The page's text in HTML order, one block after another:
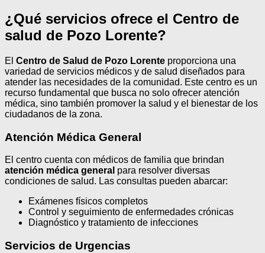
¿Qué servicios ofrece el Centro de
salud de Pozo Lorente?
El Centro de Salud de Pozo Lorente proporciona una
variedad de servicios médicos y de salud diseñados para
atender las necesidades de la comunidad. Este centro es un
recurso fundamental que busca no solo ofrecer atención
médica, sino también promover la salud y el bienestar de los
ciudadanos de la zona.
Atención Médica General
El centro cuenta con médicos de familia que brindan
atención médica general para resolver diversas
condiciones de salud. Las consultas pueden abarcar:
Exámenes físicos completos
Control y seguimiento de enfermedades crónicas
Diagnóstico y tratamiento de infecciones
Servicios de Urgencias